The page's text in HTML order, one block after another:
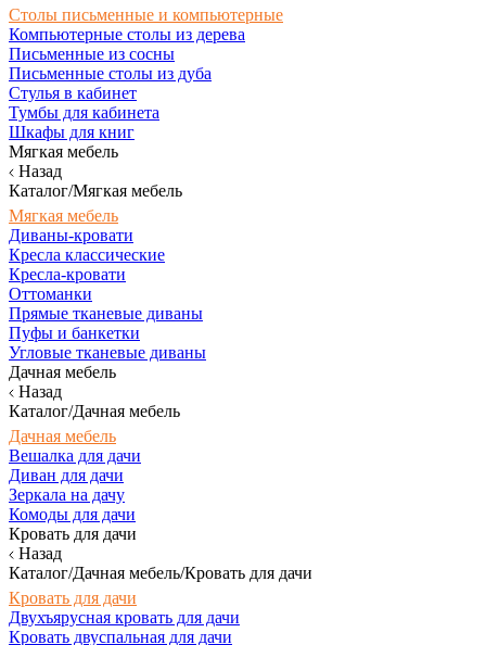
Столы письменные и компьютерные
Компьютерные столы из дерева
Письменные из сосны
Письменные столы из дуба
Стулья в кабинет
Тумбы для кабинета
Шкафы для книг
Мягкая мебель
Назад
Каталог/Мягкая мебель
Мягкая мебель
Диваны-кровати
Кресла классические
Кресла-кровати
Оттоманки
Прямые тканевые диваны
Пуфы и банкетки
Угловые тканевые диваны
Дачная мебель
Назад
Каталог/Дачная мебель
Дачная мебель
Вешалка для дачи
Диван для дачи
Зеркала на дачу
Комоды для дачи
Кровать для дачи
Назад
Каталог/Дачная мебель/Кровать для дачи
Кровать для дачи
Двухъярусная кровать для дачи
Кровать двуспальная для дачи